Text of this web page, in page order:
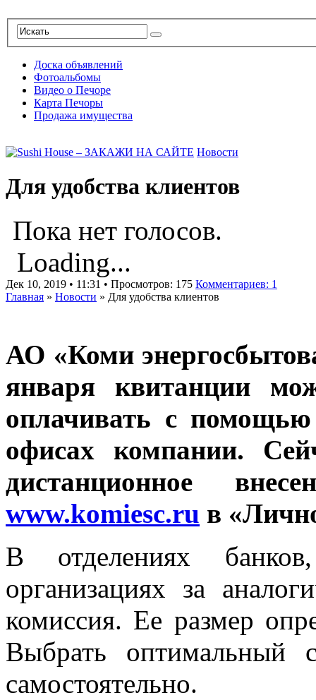
Доска объявлений
Фотоальбомы
Видео о Печоре
Карта Печоры
Продажа имущества
Новости
Для удобства клиентов
Пока нет голосов.
Loading...
Дек 10, 2019 • 11:31 • Просмотров: 175 Комментариев: 1
Главная » Новости » Для удобства клиентов
АО «Коми
января квитанции
оплачивать с
офисах компании.
дистанционное
www.komiesc.ru в
В отделениях
организациях за
комиссия. Ее размер
Выбрать оптимальный
самостоятельно.